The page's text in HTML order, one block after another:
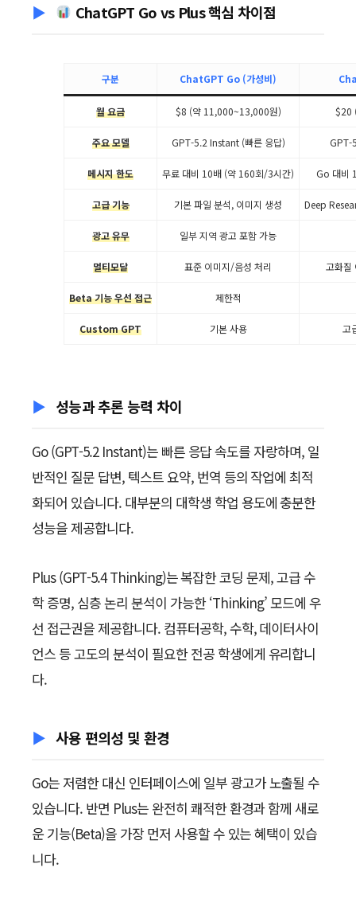
ChatGPT Go vs Plus 핵심 차이점
구분 ChatGPT Go (가성비)
월 요금 $8 (약 11,000~13,000원) $20
주요 모델 GPT-5.2 Instant (빠른 응답) GPT-
메시지 한도 무료 대비 10배 (약 160회/3시간) Go 대비
고급 기능 기본 파일 분석, 이미지 생성 Deep
광고 유무 일부 지역 광고 포함 가능
멀티모달 표준 이미지/음성 처리 고화질
Beta 기능 우선 접근 제한적
Custom GPT 기본 사용 고
성능과 추론 능력 차이
Go (GPT-5.2 Instant)는 빠른 응답 속도를 자랑하며, 일
반적인 질문 답변, 텍스트 요약, 번역 등의 작업에 최적
화되어 있습니다. 대부분의 대학생 학업 용도에 충분한
성능을 제공합니다.
Plus (GPT-5.4 Thinking)는 복잡한 코딩 문제, 고급 수
학 증명, 심층 논리 분석이 가능한 ‘Thinking’ 모드에 우
선 접근권을 제공합니다. 컴퓨터공학, 수학, 데이터사이
언스 등 고도의 분석이 필요한 전공 학생에게 유리합니
다.
사용 편의성 및 환경
Go는 저렴한 대신 인터페이스에 일부 광고가 노출될 수
있습니다. 반면 Plus는 완전히 쾌적한 환경과 함께 새로
운 기능(Beta)을 가장 먼저 사용할 수 있는 혜택이 있습
니다.